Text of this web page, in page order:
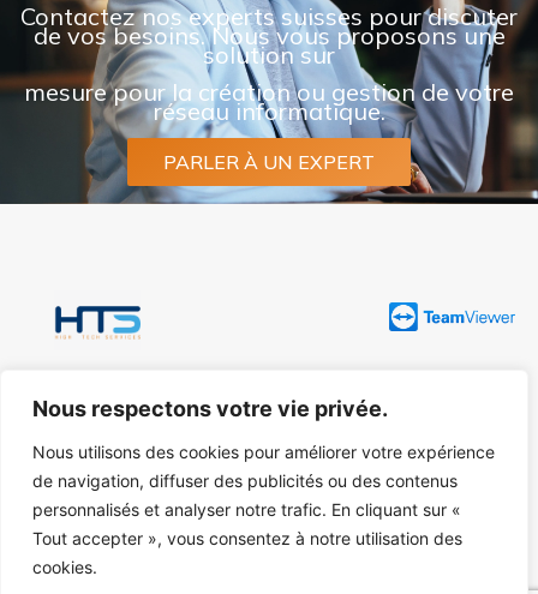
Nous respectons votre vie privée.
Nous utilisons des cookies pour améliorer votre expérience
de navigation, diffuser des publicités ou des contenus
personnalisés et analyser notre trafic. En cliquant sur «
Tout accepter », vous consentez à notre utilisation des
cookies.
Contactez nos experts suisses pour discuter
de vos besoins. Nous vous proposons une
solution sur
mesure pour la création ou gestion de votre
réseau informatique.
PARLER À UN EXPERT
+41 (0) 22 777 00 07 info@htsch.com 1201 Genève